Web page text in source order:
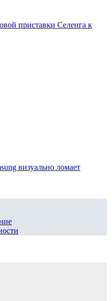
приставки Селенга к
визуально ломает